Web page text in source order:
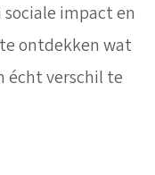
impact en
ontdekken wat
écht verschil te